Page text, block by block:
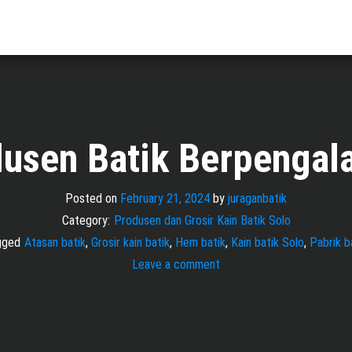
Batik
Posted on February 21, 2024 by juraganbatik
Category: Produsen dan Grosir Kain Batik Solo
Atasan batik, Grosir kain batik, Hem batik, Kain batik Solo, Pabrik
Leave a comment